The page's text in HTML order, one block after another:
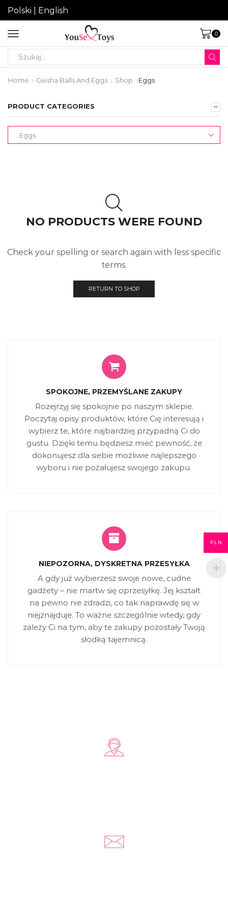
Polski English
0
Home Geisha Balls And Eggs Shop Eggs
PRODUCT CATEGORIES
NO PRODUCTS WERE FOUND
Check your spelling or search again with less specific
terms.
RETURN TO SHOP
SPOKOJNE, PRZEMYŚLANE ZAKUPY
Rozejrzyj się spokojnie po naszym sklepie.
Poczytaj opisy produktów, które Cię interesują i
wybierz te, które najbardziej przypadną Ci do
gustu. Dzięki temu będziesz mieć pewność, że
dokonujesz dla siebie możliwie najlepszego
wyboru i nie pożałujesz swojego zakupu.
NIEPOZORNA, DYSKRETNA PRZESYŁKA
A gdy już wybierzesz swoje nowe, cudne
gadżety – nie martw się oprzesyłkę. Jej kształt
na pewno nie zdradzi, co tak naprawdę się w
niejznajduje. To ważne szczególnie wtedy, gdy
zależy Ci na tym, aby te zakupy pozostały Twoją
słodką tajemnicą.
PLN